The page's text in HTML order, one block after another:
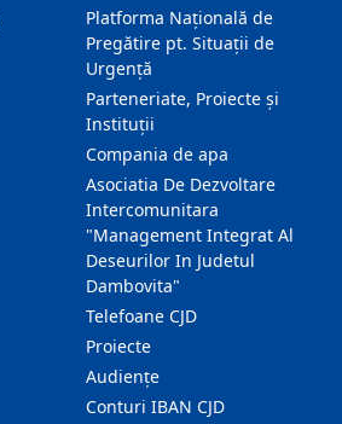
Platforma Națională de
Pregătire pt. Situații de
Urgență
Parteneriate, Proiecte și
Instituții
Compania de apa
Asociatia De Dezvoltare
Intercomunitara
"Management Integrat Al
Deseurilor In Judetul
Dambovita"
Telefoane CJD
Proiecte
Audienţe
Conturi IBAN CJD